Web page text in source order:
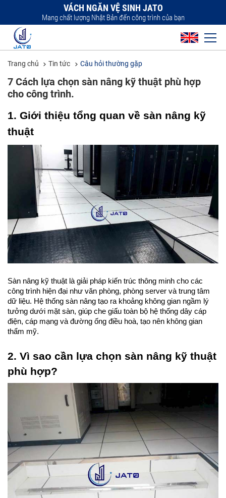
VÁCH NGĂN VỆ SINH JATO
Mang chất lượng Nhật Bản đến công trình của bạn
Trang chủ Tin tức Câu hỏi thường gặp
7 Cách lựa chọn sàn nâng kỹ thuật phù hợp
cho công trình.
1. Giới thiệu tổng quan về sàn nâng kỹ
thuật
Sàn nâng kỹ thuật là giải pháp kiến trúc thông minh cho các
công trình hiện đại như văn phòng, phòng server và trung tâm
dữ liệu. Hệ thống sàn nâng tạo ra khoảng không gian ngầm lý
tưởng dưới mặt sàn, giúp che giấu toàn bộ hệ thống dây cáp
điện, cáp mạng và đường ống điều hoà, tạo nên không gian
thẩm mỹ.
2. Vì sao cần lựa chọn sàn nâng kỹ thuật
phù hợp?